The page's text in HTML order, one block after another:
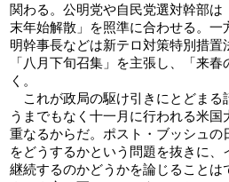
関わる。公明党や自民党選対幹部は
末年始解散」を照準に合わせる。一
明幹事長などは新テロ対策特別措置
「八月下旬召集」を主張し、「来
く。
これが政局の駆け引きにとどまる
うまでもなく十一月に行われる米国
重なるからだ。ポスト・ブッシュ
をどうするかという問題を抜きに、
継続するのかどうかを論じることは